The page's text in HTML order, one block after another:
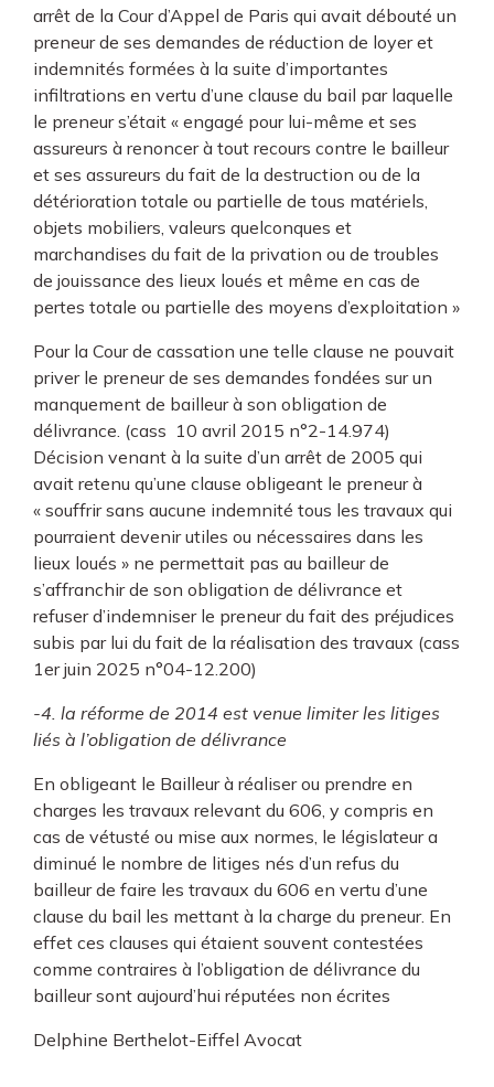
arrêt de la Cour d’Appel de Paris qui avait débouté un
preneur de ses demandes de réduction de loyer et
indemnités formées à la suite d’importantes
infiltrations en vertu d’une clause du bail par laquelle
le preneur s’était « engagé pour lui-même et ses
assureurs à renoncer à tout recours contre le bailleur
et ses assureurs du fait de la destruction ou de la
détérioration totale ou partielle de tous matériels,
objets mobiliers, valeurs quelconques et
marchandises du fait de la privation ou de troubles
de jouissance des lieux loués et même en cas de
pertes totale ou partielle des moyens d’exploitation »
Pour la Cour de cassation une telle clause ne pouvait
priver le preneur de ses demandes fondées sur un
manquement de bailleur à son obligation de
délivrance. (cass 10 avril 2015 n°2-14.974)
Décision venant à la suite d’un arrêt de 2005 qui
avait retenu qu’une clause obligeant le preneur à
« souffrir sans aucune indemnité tous les travaux qui
pourraient devenir utiles ou nécessaires dans les
lieux loués » ne permettait pas au bailleur de
s’affranchir de son obligation de délivrance et
refuser d’indemniser le preneur du fait des préjudices
subis par lui du fait de la réalisation des travaux (cass
1er juin 2025 n°04-12.200)
-4. la réforme de 2014 est venue limiter les litiges
liés à l’obligation de délivrance
En obligeant le Bailleur à réaliser ou prendre en
charges les travaux relevant du 606, y compris en
cas de vétusté ou mise aux normes, le législateur a
diminué le nombre de litiges nés d’un refus du
bailleur de faire les travaux du 606 en vertu d’une
clause du bail les mettant à la charge du preneur. En
effet ces clauses qui étaient souvent contestées
comme contraires à l’obligation de délivrance du
bailleur sont aujourd’hui réputées non écrites
Delphine Berthelot-Eiffel Avocat